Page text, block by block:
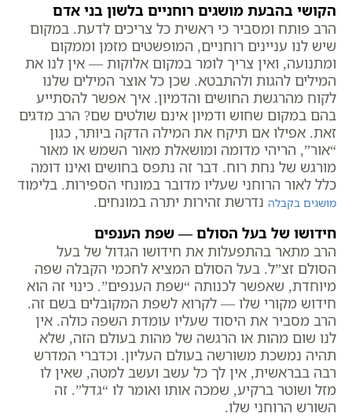
הקושי בהבעת מושגים רוחניים בלשון בני אדם
הרב פותח ומסביר כי ראשית כל צריכים לדעת. במקום
שיש לנו עניינים רוחניים, המופשטים מזמן וממקום
ומתנועה, ואין צריך לומר במקום אלוקות — אין לנו את
המילים להגות ולהתבטא. שכן כל אוצר המילים שלנו
לקוח מהרגשת החושים והדמיון. איך אפשר להסתייע
בהם במקום שחוש ודמיון אינם שולטים שם? הרב מדגים
זאת. אפילו אם תיקח את המילה הדקה ביותר, כגון
“אור”, הריהי מדומה ומושאלת מאור השמש או מאור
מורגש של נחת רוח. דבר זה נתפס בחושים ואינו דומה
כלל לאור הרוחני שעליו מדובר במונחי הספירות. בלימוד
מושגים בקבלה נדרשת זהירות יתרה במונחים.
חידושו של בעל הסולם — שפת הענפים
הרב מתאר בהתפעלות את חידושו הגדול של בעל
הסולם זצ”ל. בעל הסולם המציא לחכמי הקבלה שפה
מיוחדת, שאפשר לכנותה “שפת הענפים”. כינוי זה הוא
חידוש מקורי שלו — לקרוא לשפת המקובלים בשם זה.
הרב מסביר את היסוד שעליו עומדת השפה כולה. אין
לנו שום מהות או הרגשה של מהות בעולם הזה, שלא
תהיה נמשכת משורשה בעולם העליון. וכדברי המדרש
רבה בבראשית, אין לך כל עשב ועשב למטה, שאין לו
מזל ושוטר ברקיע, שמכה אותו ואומר לו “גדל”. זה
השורש הרוחני שלו.